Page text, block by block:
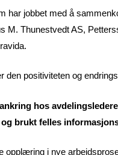
har jobbet med å
M. Thunestvedt AS,
positiviteten og
hos
brukt felles
opplæring i nye